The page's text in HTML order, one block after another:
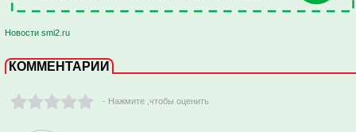
Новости smi2.ru
КОММЕНТАРИИ
- Нажмите ,чтобы оценить